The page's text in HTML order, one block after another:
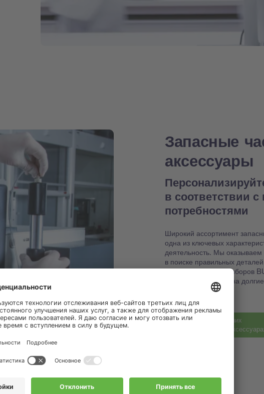
Запасные
аксессуары
в соответствии
потребностями
Широкий ассортимент
одна из ключевых
деятельность. Мы
в поиске правильных
настройки ваших приборов
работоспособности на
Узнать больше о наших
запасных частях и